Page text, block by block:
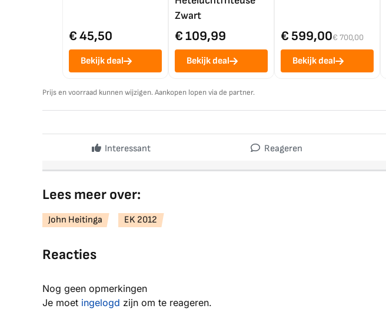
€ 45,50
Bekijk deal
Zwart
€ 109,99
Bekijk deal
€ 599,00€ 700,00
Bekijk deal
Prijs en voorraad kunnen wijzigen. Aankopen lopen via de partner.
Interessant Reageren
Lees meer over:
John Heitinga EK 2012
Reacties
Nog geen opmerkingen
Je moet ingelogd zijn om te reageren.